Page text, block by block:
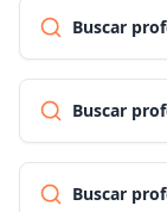
Buscar
Buscar
Buscar